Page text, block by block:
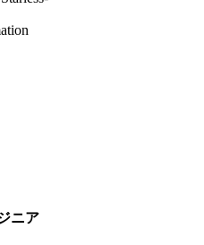
ニア